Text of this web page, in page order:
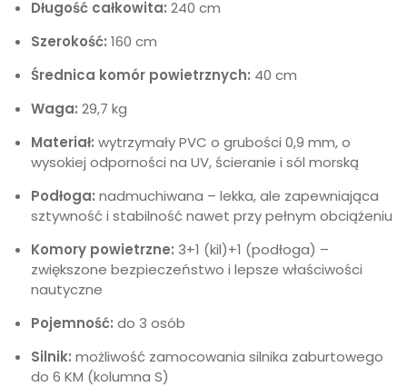
Długość całkowita: 240 cm
Szerokość: 160 cm
Średnica komór powietrznych: 40 cm
Waga: 29,7 kg
Materiał: wytrzymały PVC o grubości 0,9 mm, o
wysokiej odporności na UV, ścieranie i sól morską
Podłoga: nadmuchiwana – lekka, ale zapewniająca
sztywność i stabilność nawet przy pełnym obciążeniu
Komory powietrzne: 3+1 (kil)+1 (podłoga) –
zwiększone bezpieczeństwo i lepsze właściwości
nautyczne
Pojemność: do 3 osób
Silnik: możliwość zamocowania silnika zaburtowego
do 6 KM (kolumna S)